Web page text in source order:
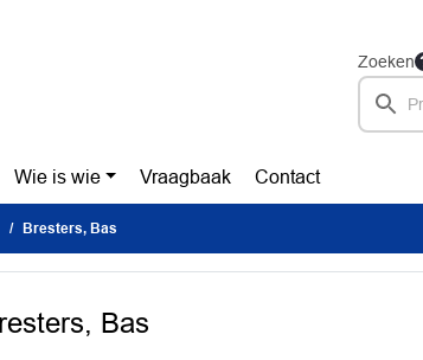
Zoeken
Wie is wie Vraagbaak Contact
Bresters, Bas
Bas